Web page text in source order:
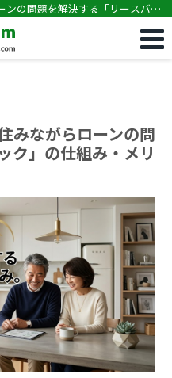
ンの問題を解決する「リースバッ
みながらローンの問
ク」の仕組み・メリ